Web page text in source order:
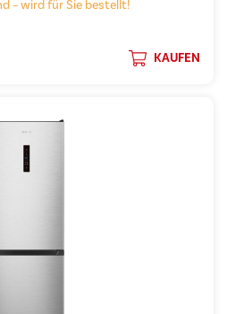
– wird für Sie bestellt!
KAUFEN